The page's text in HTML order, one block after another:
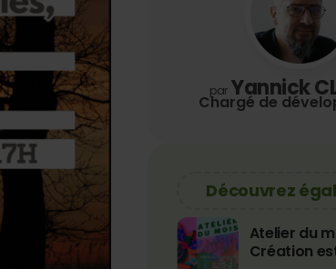
parYannick
Chargé de
Découvrez
Atelier du
Création